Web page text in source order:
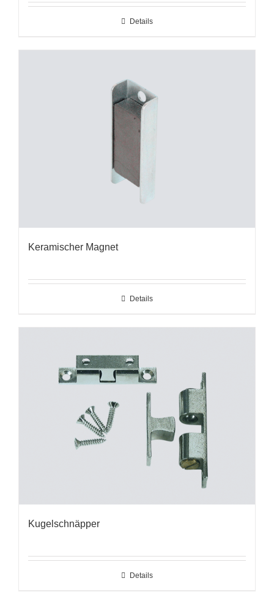
Details
Keramischer Magnet
Details
Kugelschnäpper
Details